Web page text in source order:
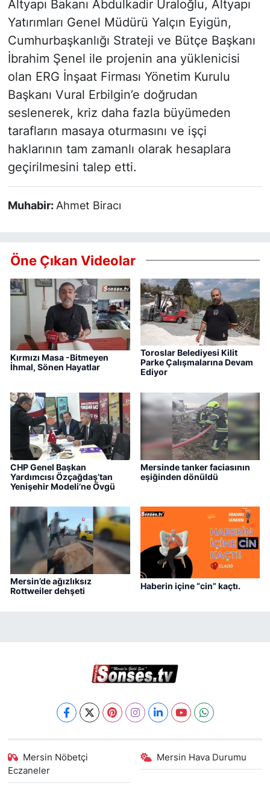
Altyapı Bakanı Abdulkadir Uraloğlu, Altyapı
Yatırımları Genel Müdürü Yalçın Eyigün,
Cumhurbaşkanlığı Strateji ve Bütçe Başkanı
İbrahim Şenel ile projenin ana yüklenicisi
olan ERG İnşaat Firması Yönetim Kurulu
Başkanı Vural Erbilgin’e doğrudan
seslenerek, kriz daha fazla büyümeden
tarafların masaya oturmasını ve işçi
haklarının tam zamanlı olarak hesaplara
geçirilmesini talep etti.
Muhabir: Ahmet Biracı
Öne Çıkan Videolar
Kırmızı Masa -Bitmeyen
İhmal, Sönen Hayatlar
Toroslar Belediyesi Kilit
Parke Çalışmalarına Devam
Ediyor
CHP Genel Başkan
Yardımcısı Özçağdaş’tan
Yenişehir Modeli’ne Övgü
Mersinde tanker faciasının
eşiğinden dönüldü
Mersin’de ağızlıksız
Rottweiler dehşeti
Haberin içine “cin” kaçtı.
Mersin Nöbetçi
Eczaneler
Mersin Hava Durumu